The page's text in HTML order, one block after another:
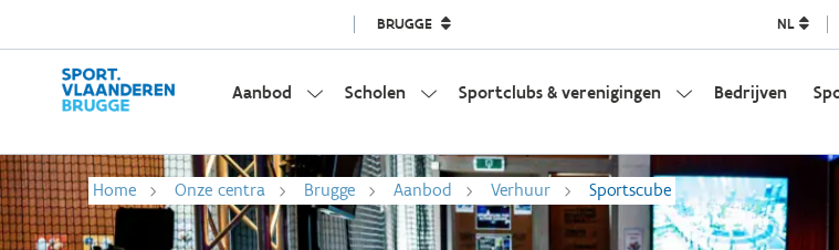
BRUGGE NL
Aanbod Scholen Sportclubs & verenigingen Bedrijven
Home Onze centra Brugge Aanbod Verhuur Sportscube